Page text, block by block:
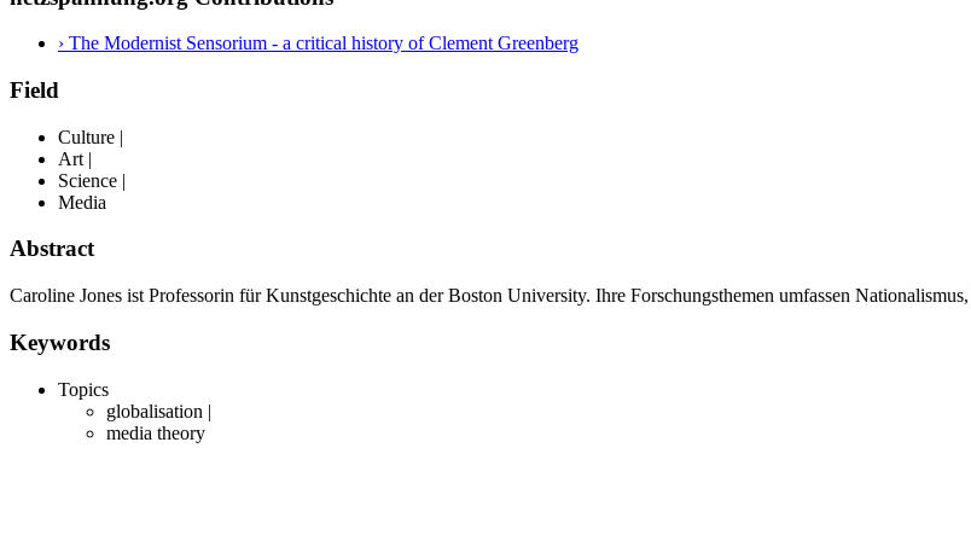
› The Modernist Sensorium - a critical history of Clement Greenberg
Field
Culture |
Art |
Science |
Media
Abstract
Caroline Jones ist Professorin für Kunstgeschichte an der Boston University. Ihre Forschungsthemen umfassen
Keywords
Topics
globalisation |
media theory